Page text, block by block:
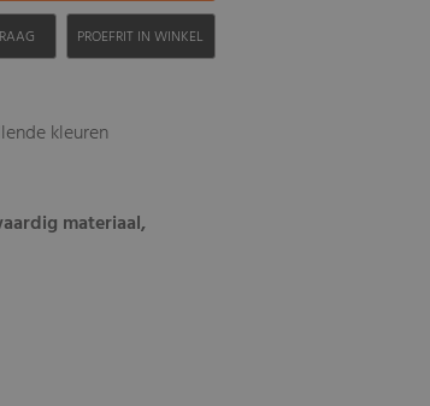
PROEFRIT IN WINKEL
kleuren
materiaal,